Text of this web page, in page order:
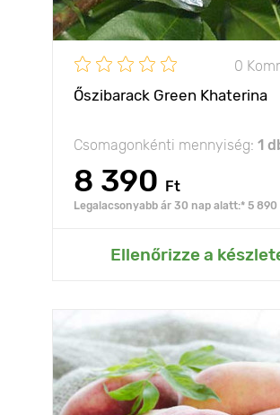
0
Őszibarack Green Khaterina
Csomagonkénti mennyiség: 1
8 390 Ft
Legalacsonyabb ár 30 nap alatt:* 5 890
Ellenőrizze a